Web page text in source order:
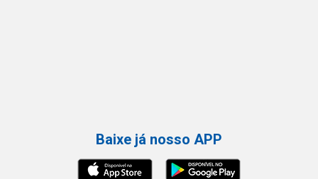
Baixe já nosso APP